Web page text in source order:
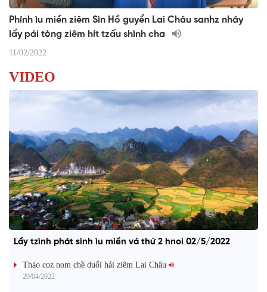
Phính ìu miền ziêm Sìn Hồ guyển Lai Châu sanhz nhây
lẩy pái tòng ziêm hít tzấu shình cha
11/02/2022
VIDEO
Lầy tzình phát sinh ìu miền vả thứ 2 hnoi 02/5/2022
Tháo coz nom chề duổi hải ziêm Lai Châu
29/04/2022